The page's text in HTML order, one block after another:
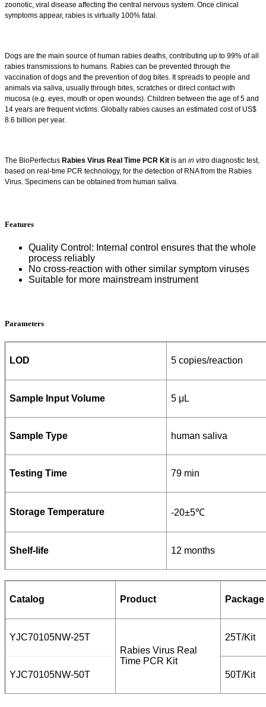
zoonotic, viral disease affecting the central nervous system. Once clinical
symptoms appear, rabies is virtually 100% fatal.
Dogs are the main source of human rabies deaths, contributing up to 99% of all
rabies transmissions to humans. Rabies can be prevented through the
vaccination of dogs and the prevention of dog bites. It spreads to people and
animals via saliva, usually through bites, scratches or direct contact with
mucosa (e.g. eyes, mouth or open wounds). Children between the age of 5 and
14 years are frequent victims. Globally rabies causes an estimated cost of US$
8.6 billion per year.
The BioPerfectus Rabies Virus Real Time PCR Kit is an in vitro diagnostic test,
based on real-time PCR technology, for the detection of RNA from the Rabies
Virus. Specimens can be obtained from human saliva.
Features
Quality Control: Internal control ensures that the whole
process reliably
No cross-reaction with other similar symptom viruses
Suitable for more mainstream instrument
Parameters
LOD 5 copies/reaction
Sample Input Volume 5 μL
Sample Type human saliva
Testing Time 79 min
Storage Temperature -20±5℃
Shelf-life 12 months
Catalog Product Package
YJC70105NW-25T
Rabies Virus Real
Time PCR Kit
25T/Kit
YJC70105NW-50T 50T/Kit